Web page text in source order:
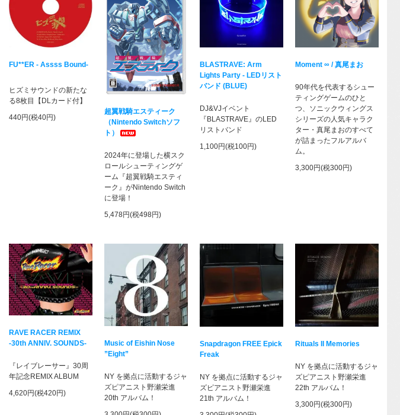
FU**ER - Assss Bound-
ヒズミサウンドの新たな
る8枚目【DLカード付】
440円(税40円)
超翼戦騎エスティーク
（Nintendo Switchソフ
ト）
2024年に登場した横スク
ロールシューティングゲ
ーム『超翼戦騎エスティ
ーク』がNintendo Switch
に登場！
5,478円(税498円)
BLASTRAVE: Arm
Lights Party - LEDリスト
バンド (BLUE)
DJ&VJイベント
『BLASTRAVE』のLED
リストバンド
1,100円(税100円)
Moment ∞ / 真尾まお
90年代を代表するシュー
ティングゲームのひと
つ、ソニックウィングス
シリーズの人気キャラク
ター・真尾まおのすべて
が詰まったフルアルバ
ム。
3,300円(税300円)
RAVE RACER REMIX
-30th ANNIV. SOUNDS-
『レイブレーサー』30周
年記念REMIX ALBUM
4,620円(税420円)
Music of Eishin Nose
”Eight”
NY を拠点に活動するジャ
ズピアニスト野瀬栄進
20th アルバム！
Snapdragon FREE Epick
Freak
NY を拠点に活動するジャ
ズピアニスト野瀬栄進
21th アルバム！
Rituals II Memories
NY を拠点に活動するジャ
ズピアニスト野瀬栄進
22th アルバム！
3,300円(税300円)